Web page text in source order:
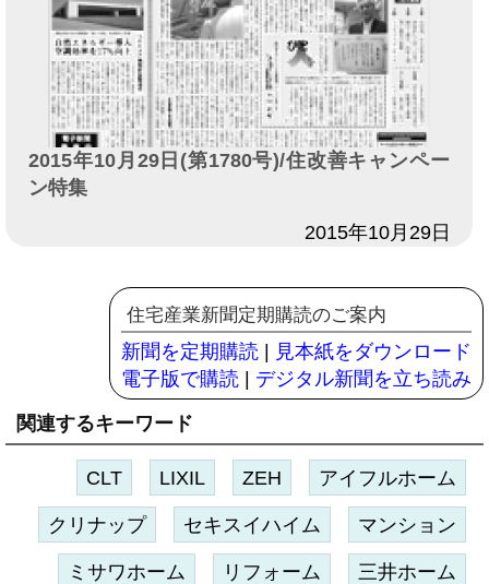
2015年10月29日(第1780号)/住改善キャンペー
ン特集
2015年10月29日
住宅産業新聞定期購読のご案内
新聞を定期購読 | 見本紙をダウンロード
電子版で購読 | デジタル新聞を立ち読み
関連するキーワード
CLT LIXIL ZEH アイフルホーム
クリナップ セキスイハイム マンション
ミサワホーム リフォーム 三井ホーム